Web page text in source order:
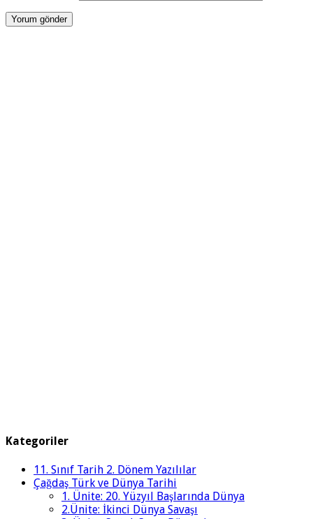
Kategoriler
11. Sınıf Tarih 2. Dönem Yazılılar
Çağdaş Türk ve Dünya Tarihi
1. Ünite: 20. Yüzyıl Başlarında Dünya
2.Ünite: İkinci Dünya Savaşı